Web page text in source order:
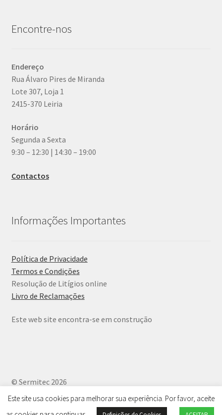
Encontre-nos
Endereço
Rua Álvaro Pires de Miranda
Lote 307, Loja 1
2415-370 Leiria
Horário
Segunda a Sexta
9:30 – 12:30 | 14:30 – 19:00
Contactos
Informações Importantes
Política de Privacidade
Termos e Condições
Resolução de Litígios online
Livro de Reclamações
Este web site encontra-se em construção
© Sermitec 2026
Política de Privacidade
Este site usa cookies para melhorar sua experiência. Por favor, aceite